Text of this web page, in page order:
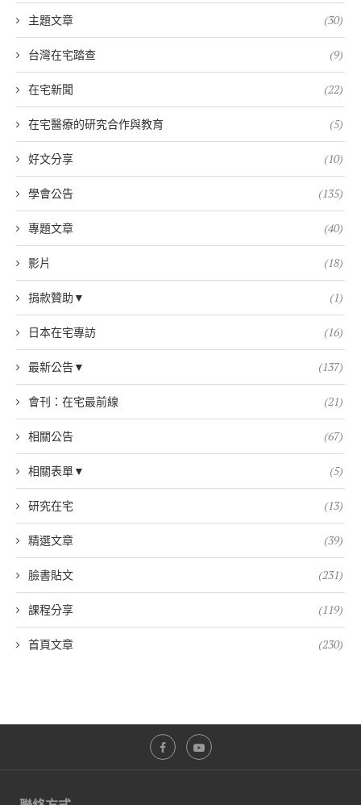
主題文章 (30)
台灣在宅踏查 (9)
在宅新聞 (22)
在宅醫療的研究合作與教育 (5)
好文分享 (10)
學會公告 (135)
專題文章 (40)
影片 (18)
捐款贊助▼ (1)
日本在宅專訪 (16)
最新公告▼ (137)
會刊：在宅最前線 (21)
相關公告 (67)
相關表單▼ (5)
研究在宅 (13)
精選文章 (39)
臉書貼文 (231)
課程分享 (119)
首頁文章 (230)